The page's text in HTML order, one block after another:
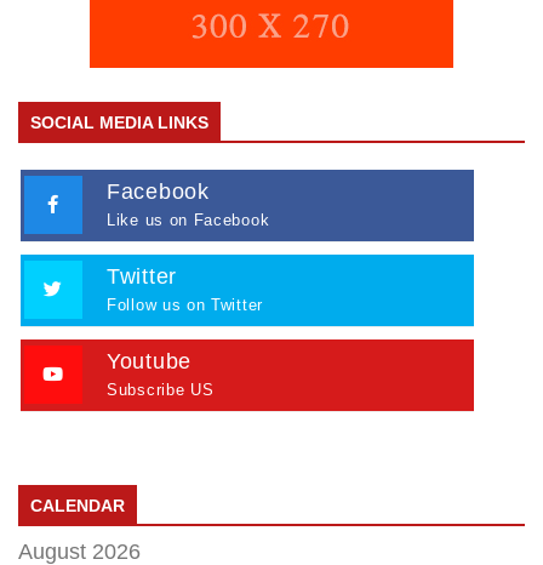
SOCIAL MEDIA LINKS
Facebook
Like us on Facebook
Twitter
Follow us on Twitter
Youtube
Subscribe US
CALENDAR
August 2026